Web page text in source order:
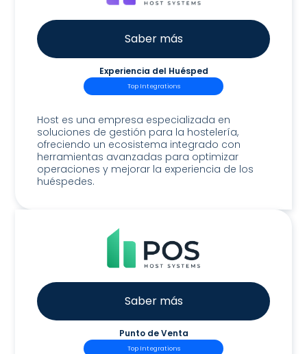
Saber más
Experiencia del Huésped
Top Integrations
Host es una empresa especializada en
soluciones de gestión para la hostelería,
ofreciendo un ecosistema integrado con
herramientas avanzadas para optimizar
operaciones y mejorar la experiencia de los
huéspedes.
Saber más
Punto de Venta
Top Integrations